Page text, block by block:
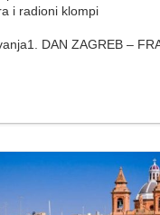
i radioni klompi
DAN ZAGREB –
Read More